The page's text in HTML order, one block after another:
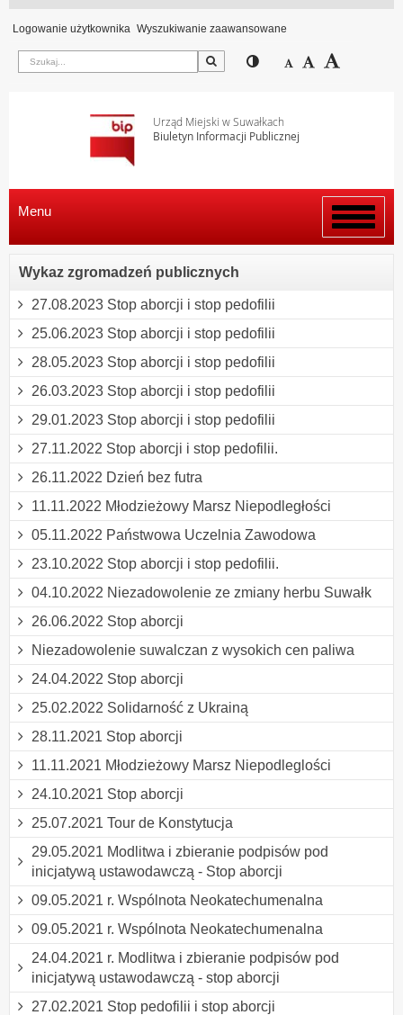
Logowanie użytkownika Wyszukiwanie zaawansowane
Szukaj Przełącz pomiędzy
Zmniejsz
Domyślny
Urząd Miejski w Suwałkach
Biuletyn Informacji Publicznej
Włącz
menu
Menu
Wykaz zgromadzeń publicznych
27.08.2023 Stop aborcji i stop pedofilii
25.06.2023 Stop aborcji i stop pedofilii
28.05.2023 Stop aborcji i stop pedofilii
26.03.2023 Stop aborcji i stop pedofilii
29.01.2023 Stop aborcji i stop pedofilii
27.11.2022 Stop aborcji i stop pedofilii.
26.11.2022 Dzień bez futra
11.11.2022 Młodzieżowy Marsz Niepodległości
05.11.2022 Państwowa Uczelnia Zawodowa
23.10.2022 Stop aborcji i stop pedofilii.
04.10.2022 Niezadowolenie ze zmiany herbu Suwałk
26.06.2022 Stop aborcji
Niezadowolenie suwalczan z wysokich cen paliwa
24.04.2022 Stop aborcji
25.02.2022 Solidarność z Ukrainą
28.11.2021 Stop aborcji
11.11.2021 Młodzieżowy Marsz Niepodleglości
24.10.2021 Stop aborcji
25.07.2021 Tour de Konstytucja
29.05.2021 Modlitwa i zbieranie podpisów pod
inicjatywą ustawodawczą - Stop aborcji
09.05.2021 r. Wspólnota Neokatechumenalna
09.05.2021 r. Wspólnota Neokatechumenalna
24.04.2021 r. Modlitwa i zbieranie podpisów pod
inicjatywą ustawodawczą - stop aborcji
27.02.2021 Stop pedofilii i stop aborcji